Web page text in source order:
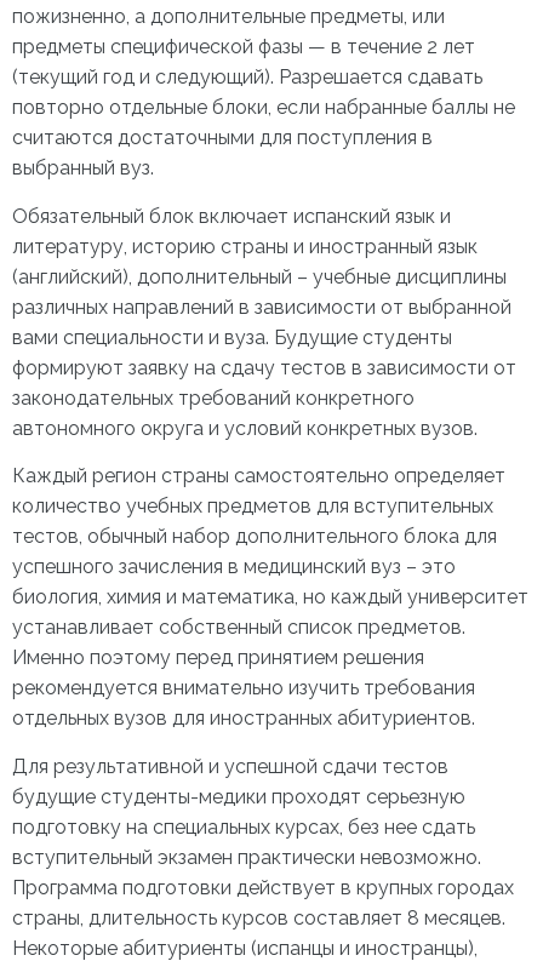
пожизненно, а дополнительные предметы, или
предметы специфической фазы — в течение 2 лет
(текущий год и следующий). Разрешается сдавать
повторно отдельные блоки, если набранные баллы не
считаются достаточными для поступления в
выбранный вуз.
Обязательный блок включает испанский язык и
литературу, историю страны и иностранный язык
(английский), дополнительный – учебные дисциплины
различных направлений в зависимости от выбранной
вами специальности и вуза. Будущие студенты
формируют заявку на сдачу тестов в зависимости от
законодательных требований конкретного
автономного округа и условий конкретных вузов.
Каждый регион страны самостоятельно определяет
количество учебных предметов для вступительных
тестов, обычный набор дополнительного блока для
успешного зачисления в медицинский вуз – это
биология, химия и математика, но каждый университет
устанавливает собственный список предметов.
Именно поэтому перед принятием решения
рекомендуется внимательно изучить требования
отдельных вузов для иностранных абитуриентов.
Для результативной и успешной сдачи тестов
будущие студенты-медики проходят серьезную
подготовку на специальных курсах, без нее сдать
вступительный экзамен практически невозможно.
Программа подготовки действует в крупных городах
страны, длительность курсов составляет 8 месяцев.
Некоторые абитуриенты (испанцы и иностранцы),